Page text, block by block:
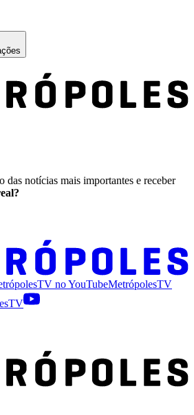
das notícias mais importantes e receber
noYouTubeMetrópolesTV